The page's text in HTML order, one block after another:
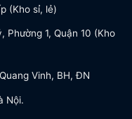
(Kho sỉ, lẻ)
Phường 1, Quận 10 (Kho
Vinh, BH, ĐN
Nội.